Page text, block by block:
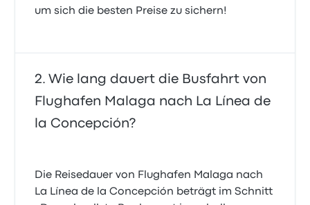
um sich die besten Preise zu sichern!
Wie lang dauert die Busfahrt von
Flughafen Malaga nach La Línea de
la Concepción?
Die Reisedauer von Flughafen Malaga nach
La Línea de la Concepción beträgt im Schnitt